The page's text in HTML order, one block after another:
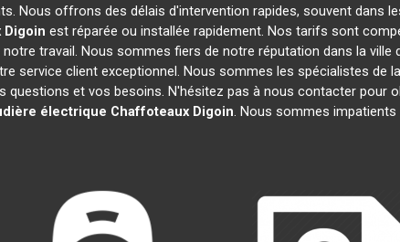
Nous offrons des délais d'intervention rapides, souvent dans
Digoin est réparée ou installée rapidement. Nos tarifs sont
travail. Nous sommes fiers de notre réputation dans la ville
service client exceptionnel. Nous sommes les spécialistes de la
et vos besoins. N'hésitez pas à nous contacter pour
électrique Chaffoteaux Digoin. Nous sommes